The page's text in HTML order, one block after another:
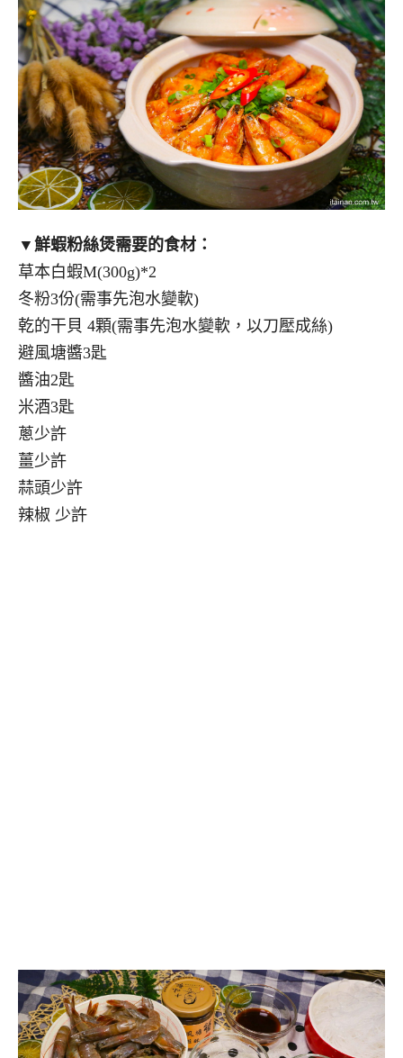
▼鮮蝦粉絲煲需要的食材：
草本白蝦M(300g)*2
冬粉3份(需事先泡水變軟)
乾的干貝 4顆(需事先泡水變軟，以刀壓成絲)
避風塘醬3匙
醬油2匙
米酒3匙
蔥少許
薑少許
蒜頭少許
辣椒 少許